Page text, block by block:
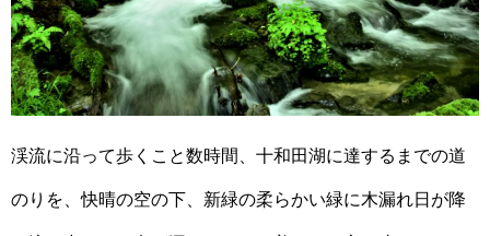
渓流に沿って歩くこと数時間、十和田湖に達するまでの道
のりを、快晴の空の下、新緑の柔らかい緑に木漏れ日が降